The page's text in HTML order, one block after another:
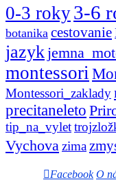
0-3 roky3-6
botanika cestovanie
jazyk
montessori
Montessori_zaklady
precitaneleto
tip_na_vylet
Vychova zima
Facebook O